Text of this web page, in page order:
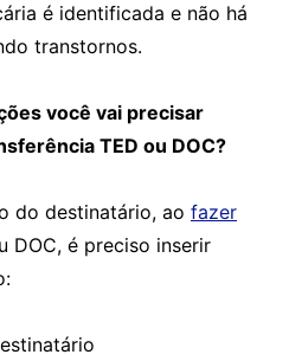
é identificada e não há
transtornos.
você vai precisar
TED ou DOC?
do destinatário, ao fazer
DOC, é preciso inserir